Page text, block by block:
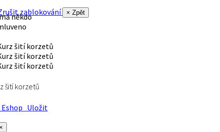
zablokování
× Zpět
někdo
šití korzetů
Uložit